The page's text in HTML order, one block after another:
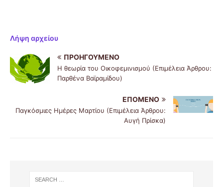
Λήψη αρχείου
ΠΡΟΗΓΟΎΜΕΝΟ
Η θεωρία του Οικοφεμινισμού (Επιμέλεια Άρθρου:
Παρθένα Βαϊραμίδου)
ΕΠΌΜΕΝΟ
Παγκόσμιες Ημέρες Μαρτίου (Επιμέλεια Άρθρου:
Αυγή Πρίσκα)